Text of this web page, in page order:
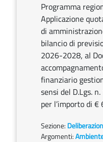
Programma
Applicazione
di
bilancio di
2026-2028, al
finanziario
sensi del D.Lgs.
per l’importo di €
Sezione:
Argomenti: